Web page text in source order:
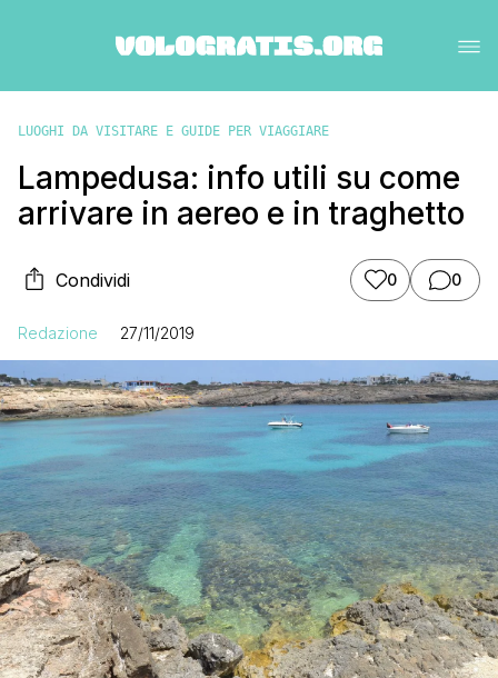
LUOGHI DA VISITARE E GUIDE PER VIAGGIARE
Lampedusa: info utili su come
arrivare in aereo e in traghetto
Condividi 0 0
Redazione 27/11/2019